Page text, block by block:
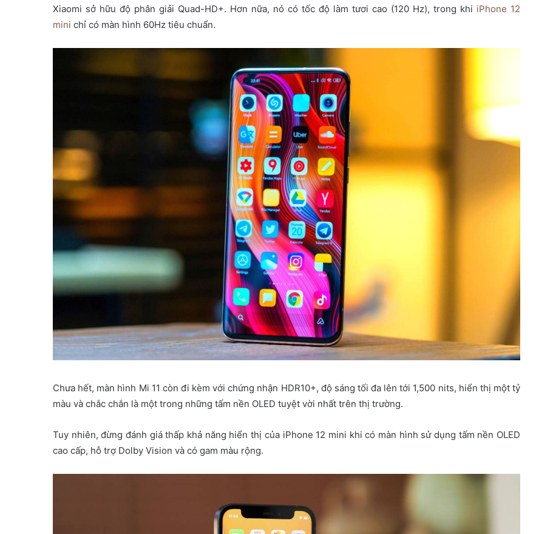
Xiaomi sở hữu độ phân giải Quad-HD+. Hơn nữa, nó có tốc độ làm tươi cao (120 Hz), trong khi iPhone 12
mini chỉ có màn hình 60Hz tiêu chuẩn.
Chưa hết, màn hình Mi 11 còn đi kèm với chứng nhận HDR10+, độ sáng tối đa lên tới 1,500 nits, hiển thị một tỷ
màu và chắc chắn là một trong những tấm nền OLED tuyệt vời nhất trên thị trường.
Tuy nhiên, đừng đánh giá thấp khả năng hiển thị của iPhone 12 mini khi có màn hình sử dụng tấm nền OLED
cao cấp, hỗ trợ Dolby Vision và có gam màu rộng.